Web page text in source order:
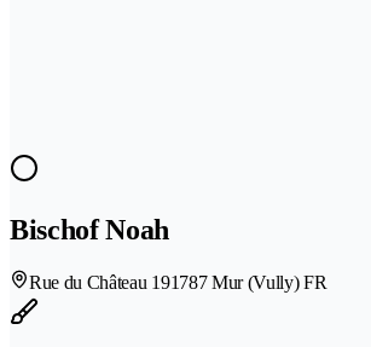
Bischof Noah
Rue du Château 191787 Mur (Vully) FR